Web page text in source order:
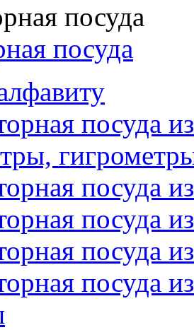
посуда
посуда
посуда
посуда
посуда
посуда